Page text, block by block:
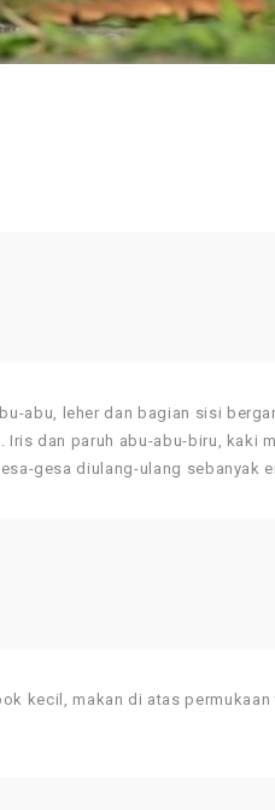
abu, leher dan bagian sisi
dan paruh abu-abu-biru, kaki
gesa diulang-ulang sebanyak
kecil, makan di atas permukaan